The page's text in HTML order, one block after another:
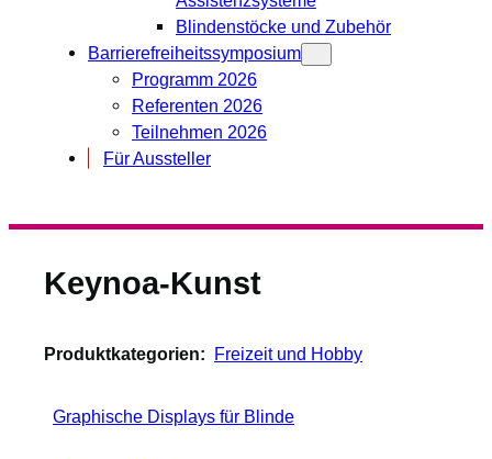
Blindenstöcke und Zubehör
Barrierefreiheitssymposium
Programm 2026
Referenten 2026
Teilnehmen 2026
Für Aussteller
Keynoa-Kunst
Produktkategorien: Freizeit und Hobby
Graphische Displays für Blinde